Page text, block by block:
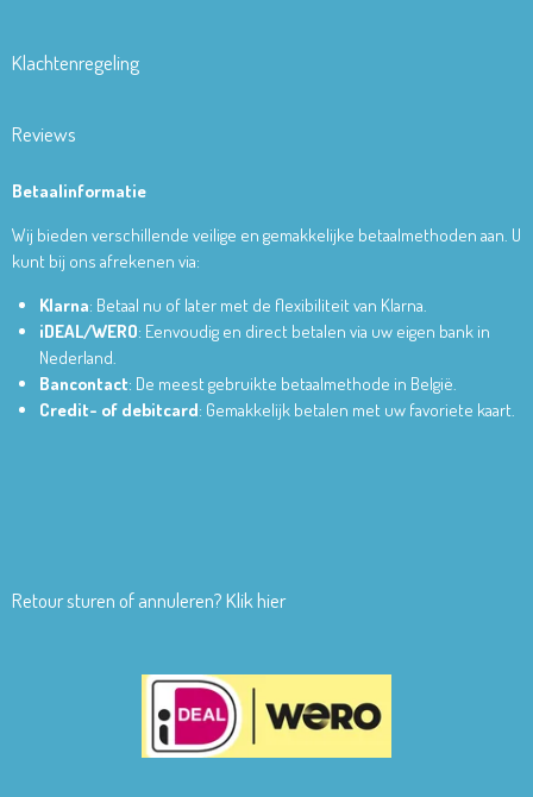
Klachtenregeling
Reviews
Betaalinformatie
Wij bieden verschillende veilige en gemakkelijke betaalmethoden aan. U
kunt bij ons afrekenen via:
Klarna: Betaal nu of later met de flexibiliteit van Klarna.
iDEAL/WERO: Eenvoudig en direct betalen via uw eigen bank in
Nederland.
Bancontact: De meest gebruikte betaalmethode in België.
Credit- of debitcard: Gemakkelijk betalen met uw favoriete kaart.
Retour sturen of annuleren? Klik hier